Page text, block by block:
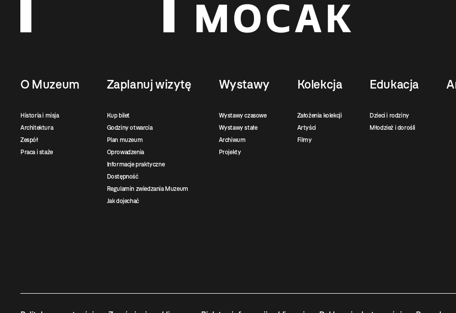
O Muzeum
Historia i misja
Architektura
Zespół
Praca i staże
Zaplanuj wizytę
Kup bilet
Godziny otwarcia
Plan muzeum
Oprowadzenia
Informacje praktyczne
Dostępność
Regulamin zwiedzania Muzeum
Jak dojechać
Wystawy
Wystawy czasowe
Wystawy stałe
Archiwum
Projekty
Kolekcja
Założenia kolekcji
Artyści
Filmy
Edukacja
Dzieci i rodziny
Młodzież i dorośli